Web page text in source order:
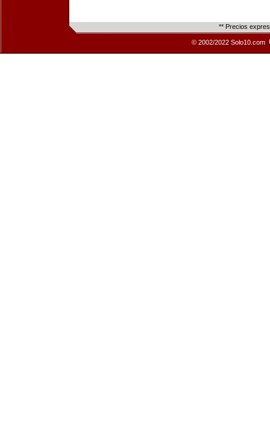
** Precios
© 2002/2022 Solo10.com